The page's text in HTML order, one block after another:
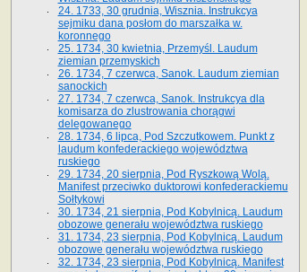
24. 1733, 30 grudnia, Wisznia. Instrukcya
sejmiku dana posłom do marszałka w.
koronnego
25. 1734, 30 kwietnia, Przemyśl. Laudum
ziemian przemyskich
26. 1734, 7 czerwca, Sanok. Laudum ziemian
sanockich
27. 1734, 7 czerwca, Sanok. Instrukcya dla
komisarza do zlustrowania chorągwi
delegowanego
28. 1734, 6 lipca, Pod Szczutkowem. Punkt z
laudum konfederackiego województwa
ruskiego
29. 1734, 20 sierpnia, Pod Ryszkową Wolą.
Manifest przeciwko duktorowi konfederackiemu
Sołtykowi
30. 1734, 21 sierpnia, Pod Kobylnicą. Laudum
obozowe generału województwa ruskiego
31. 1734, 23 sierpnia, Pod Kobylnicą. Laudum
obozowe generału województwa ruskiego
32. 1734, 23 sierpnia, Pod Kobylnicą. Manifest